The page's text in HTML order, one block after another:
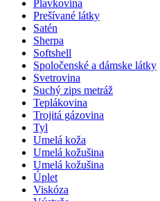
Plavkovina
Prešívané látky
Satén
Sherpa
Softshell
Spoločenské a dámske látky
Svetrovina
Suchý zips metráž
Teplákovina
Trojitá gázovina
Tyl
Umelá koža
Umelá kožušina
Umelá kožušina
Úplet
Viskóza